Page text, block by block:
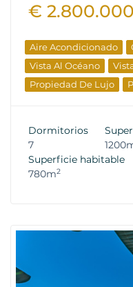
€ 2.800.000
Aire Acondicionado
Vista Al Océano
Propiedad De Lujo
Dormitorios
7
Superficie habitable
780m2